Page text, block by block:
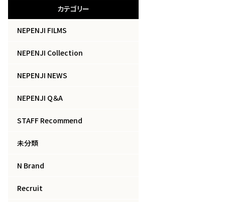
カテゴリー
NEPENJI FILMS
NEPENJI Collection
NEPENJI NEWS
NEPENJI Q＆A
STAFF Recommend
未分類
N Brand
Recruit